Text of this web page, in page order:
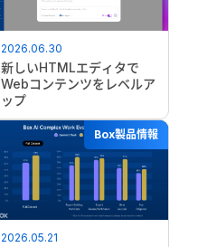
2026.06.30
新しいHTMLエディタで
Webコンテンツをレベルア
ップ
Box製品情報
2026.05.21